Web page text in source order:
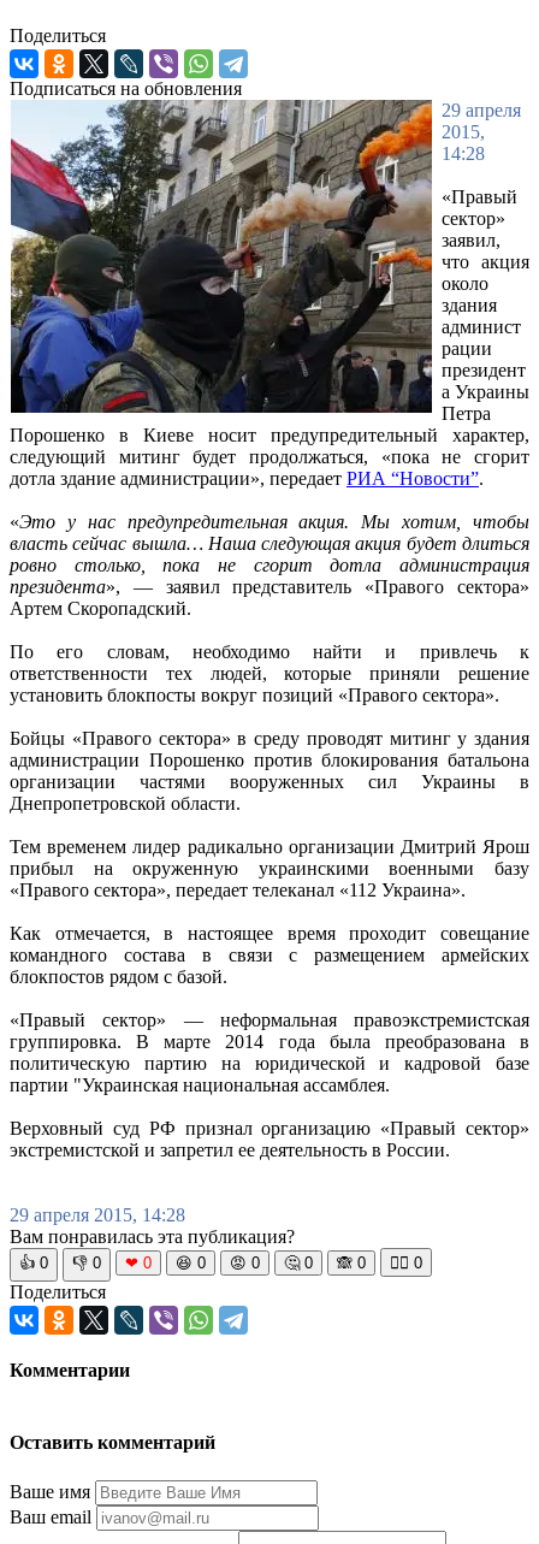
Поделиться
Подписаться на обновления
29 апреля
2015,
14:28
«Правый
сектор»
заявил,
что акция
около
здания
админист
рации
президент
а Украины
Петра
Порошенко в Киеве носит предупредительный характер,
следующий митинг будет продолжаться, «пока не сгорит
дотла здание администрации», передает РИА “Новости”.
«Это у нас предупредительная акция. Мы хотим, чтобы
власть сейчас вышла… Наша следующая акция будет длиться
ровно столько, пока не сгорит дотла администрация
президента», — заявил представитель «Правого сектора»
Артем Скоропадский.
По его словам, необходимо найти и привлечь к
ответственности тех людей, которые приняли решение
установить блокпосты вокруг позиций «Правого сектора».
Бойцы «Правого сектора» в среду проводят митинг у здания
администрации Порошенко против блокирования батальона
организации частями вооруженных сил Украины в
Днепропетровской области.
Тем временем лидер радикально организации Дмитрий Ярош
прибыл на окруженную украинскими военными базу
«Правого сектора», передает телеканал «112 Украина».
Как отмечается, в настоящее время проходит совещание
командного состава в связи с размещением армейских
блокпостов рядом с базой.
«Правый сектор» — неформальная правоэкстремистская
группировка. В марте 2014 года была преобразована в
политическую партию на юридической и кадровой базе
партии "Украинская национальная ассамблея.
Верховный суд РФ признал организацию «Правый сектор»
экстремистской и запретил ее деятельность в России.
29 апреля 2015, 14:28
Вам понравилась эта публикация?
👍 0 👎 0 ❤ 0 😆 0 😡 0 🤔 0 🙈 0 🧘‍♀️ 0
Поделиться
Комментарии
Оставить комментарий
Ваше имя
Ваш email